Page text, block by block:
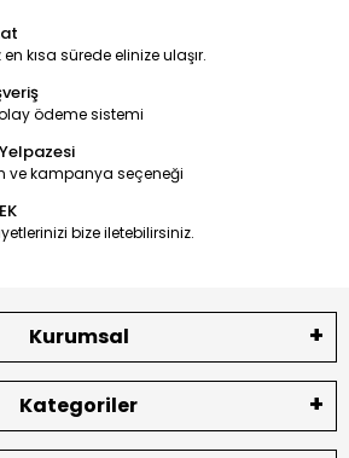
kısa sürede elinize ulaşır.
ödeme sistemi
ve kampanya seçeneği
bize iletebilirsiniz.
Kurumsal
Kategoriler